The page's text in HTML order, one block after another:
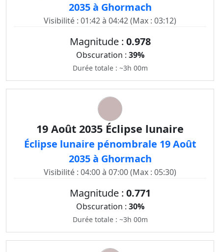
2035 à Ghormach
Visibilité : 01:42 à 04:42 (Max : 03:12)
Magnitude : 0.978
Obscuration : 39%
Durée totale : ~3h 00m
19 Août 2035 Éclipse lunaire
Éclipse lunaire pénombrale 19 Août
2035 à Ghormach
Visibilité : 04:00 à 07:00 (Max : 05:30)
Magnitude : 0.771
Obscuration : 30%
Durée totale : ~3h 00m